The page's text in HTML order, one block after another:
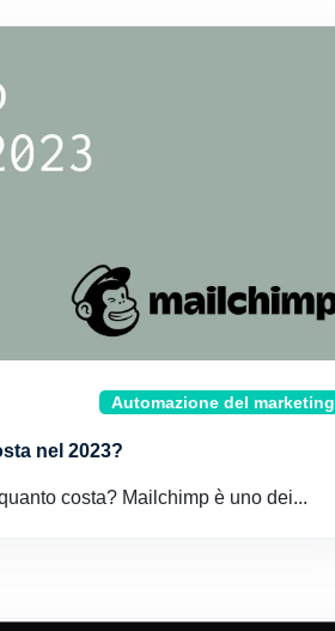
Automazione del marketing
nel 2023?
costa? Mailchimp è uno dei...